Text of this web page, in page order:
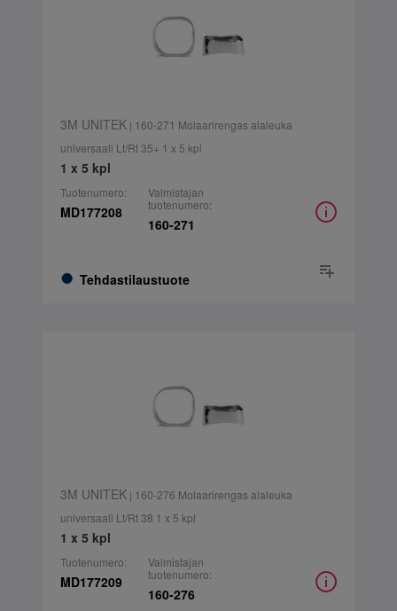
3M UNITEK| 160-271 Molaarirengas alaleuka
universaali Lt/Rt 35+ 1 x 5 kpl
1 x 5 kpl
Tuotenumero:
MD177208
Tehdastilaustuote
Valmistajan
tuotenumero:
160-271
3M UNITEK| 160-276 Molaarirengas alaleuka
universaali Lt/Rt 38 1 x 5 kpl
1 x 5 kpl
Tuotenumero:
MD177209
Valmistajan
tuotenumero:
160-276